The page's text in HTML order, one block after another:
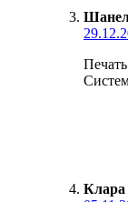
Клара